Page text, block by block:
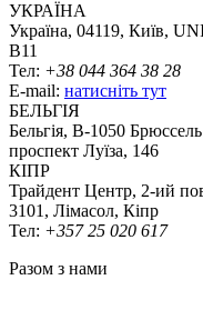
УКРАЇНА
Україна, 04119, Київ,
B11
Тел: +38 044 364 38 28
E-mail: натисніть тут
БЕЛЬГІЯ
Бельгія, В-1050 Брюссель
проспект Луїза, 146
КІПР
Трайдент Центр, 2-ий
3101, Лімасол, Кіпр
Тел: +357 25 020 617
Разом з нами